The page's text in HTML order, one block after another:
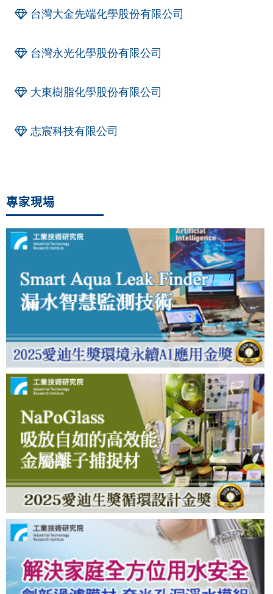
台灣大金先端化學股份有限公司
台灣永光化學股份有限公司
大東樹脂化學股份有限公司
志宸科技有限公司
專家現場